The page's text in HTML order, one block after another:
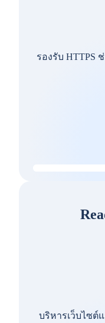
รองรับ HTTPS
บริหารเว็บไซต์